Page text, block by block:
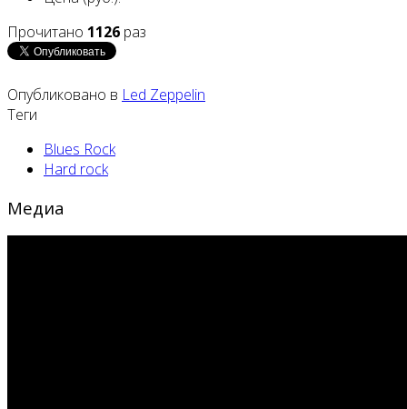
Прочитано 1126 раз
Опубликовано в Led Zeppelin
Теги
Blues Rock
Hard rock
Медиа